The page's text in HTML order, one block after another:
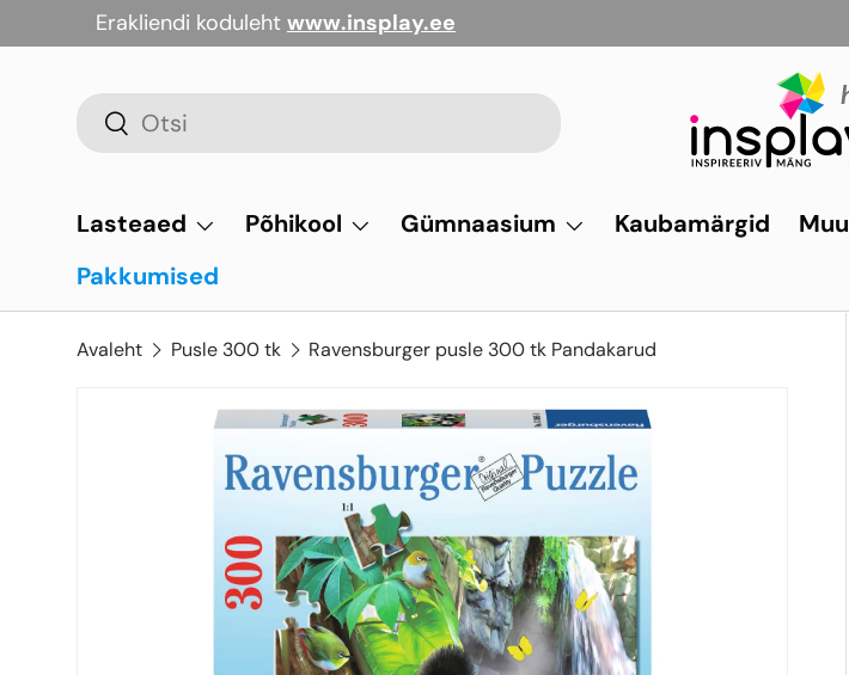
Jäta vahele
Erakliendi koduleht www.insplay.ee
Otsi
Otsi
Lasteaed Põhikool Gümnaasium Kaubamärgid
Muu
Pakkumised
Avaleht Pusle 300 tk Ravensburger pusle 300 tk Pandakarud